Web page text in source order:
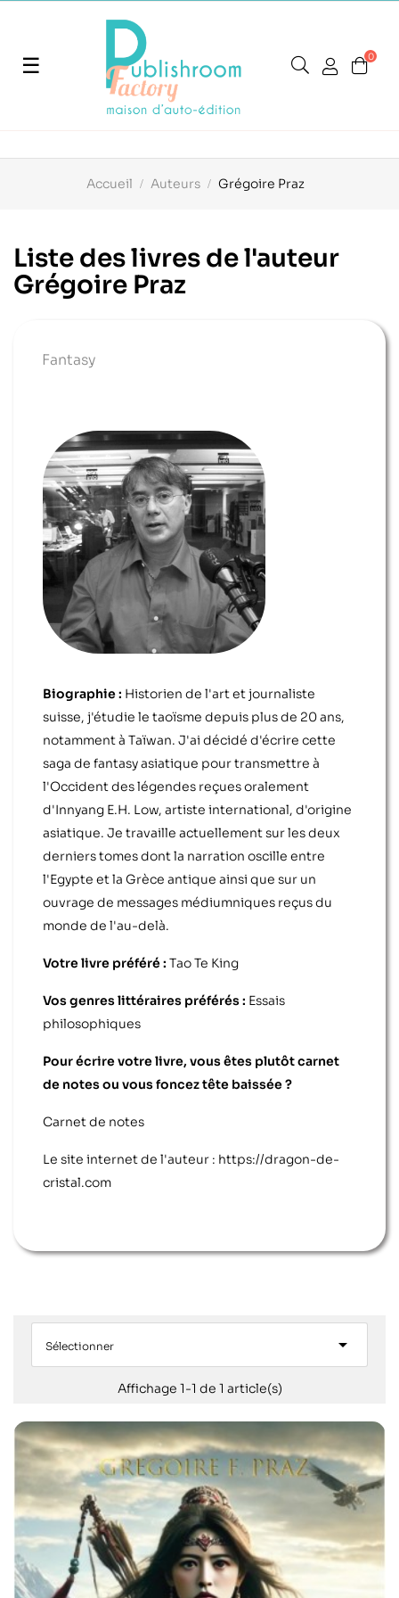
Basculer
navigation
☰ 0
Accueil Auteurs Grégoire Praz
Liste des livres de l'auteur
Grégoire Praz
Fantasy
Biographie : Historien de l'art et journaliste
suisse, j'étudie le taoïsme depuis plus de 20 ans,
notamment à Taïwan. J'ai décidé d'écrire cette
saga de fantasy asiatique pour transmettre à
l'Occident des légendes reçues oralement
d'Innyang E.H. Low, artiste international, d'origine
asiatique. Je travaille actuellement sur les deux
derniers tomes dont la narration oscille entre
l'Egypte et la Grèce antique ainsi que sur un
ouvrage de messages médiumniques reçus du
monde de l'au-delà.
Votre livre préféré : Tao Te King
Vos genres littéraires préférés : Essais
philosophiques
Pour écrire votre livre, vous êtes plutôt carnet
de notes ou vous foncez tête baissée ?
Carnet de notes
Le site internet de l'auteur : https://dragon-de-
cristal.com
Sélectionner 
Affichage 1-1 de 1 article(s)